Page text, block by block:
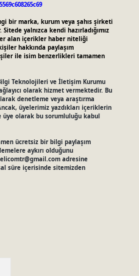
bir marka, kurum veya şahıs şirketi
yalnızca kendi hazırladığımız
alan içerikler haber niteliği
hakkında paylaşım
ile isim benzerlikleri tamamen
Teknolojileri ve İletişim Kurumu
olarak hizmet vermektedir. Bu
denetleme veya araştırma
üyelerimiz yazdıkları içeriklerin
olarak bu sorumluluğu kabul
ücretsiz bir bilgi paylaşım
aykırı olduğunu
adresine
süre içerisinde sitemizden